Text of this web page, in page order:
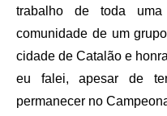
trabalho de toda
comunidade de um
cidade de Catalão e
eu falei, apesar de
permanecer no